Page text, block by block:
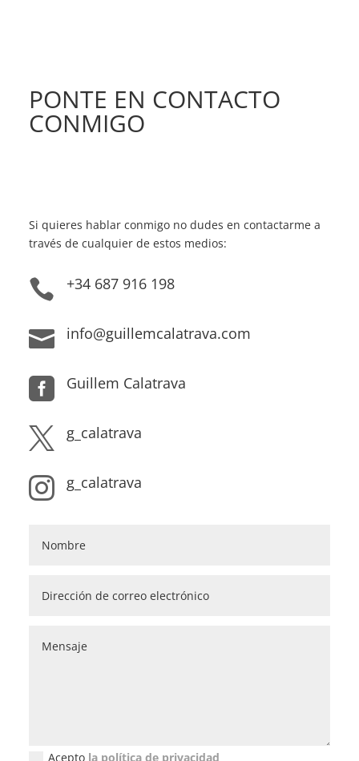
PONTE EN CONTACTO
CONMIGO
Si quieres hablar conmigo no dudes en contactarme a
través de cualquier de estos medios:
 +34 687 916 198
 info@guillemcalatrava.com
 Guillem Calatrava
 g_calatrava
 g_calatrava
Acepto la política de privacidad